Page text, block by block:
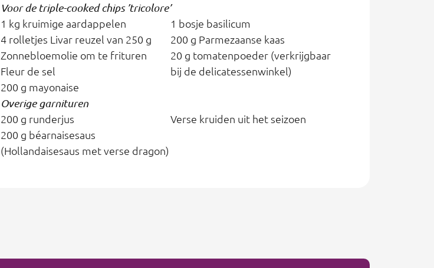
Voor de triple-cooked chips ’tricolore’
1 kg kruimige aardappelen
4 rolletjes Livar reuzel van 250 g
Zonnebloemolie om te frituren
Fleur de sel
200 g mayonaise
1 bosje basilicum
200 g Parmezaanse kaas
20 g tomatenpoeder (verkrijgbaar
bij de delicatessenwinkel)
Overige garnituren
200 g runderjus
200 g béarnaisesaus
(Hollandaisesaus met verse dragon)
Verse kruiden uit het seizoen